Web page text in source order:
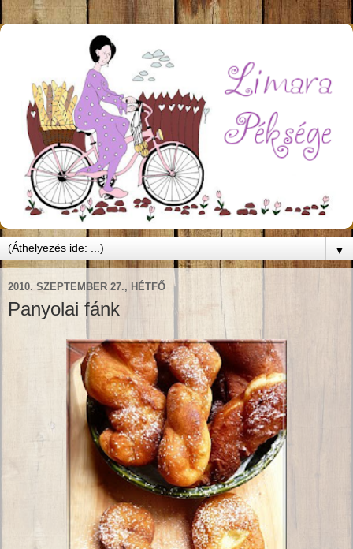
▼
2010. SZEPTEMBER 27., HÉTFŐ
Panyolai fánk